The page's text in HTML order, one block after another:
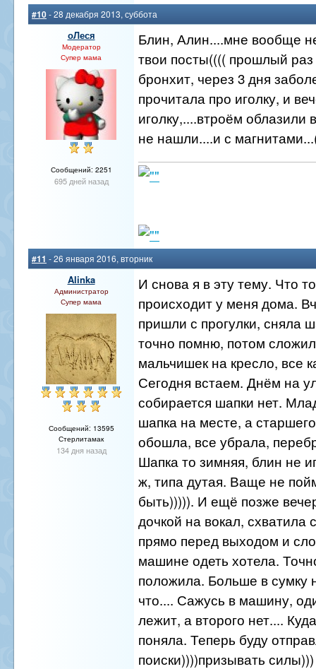
#10- 28 декабря 2013, суббота
оЛеся
Модератор
Супер мама
Сообщений: 2251
695 дней назад
Блин, Алин....мне вообще
твои посты(((( прошлый
бронхит, через 3 дня
прочитала про иголку, и
иголку,....втроём облазили
не нашли....и с
#11 - 26 января 2016, вторник
Alinka
Администратор
Супер мама
Сообщений: 13595
Стерлитамак
134 дня назад
И снова я в эту тему. Что
происходит у меня дома.
пришли с прогулки, сняла
точно помню, потом
мальчишек на кресло, все
Сегодня встаем. Днём на
собирается шапки нет.
шапка на месте, а
обошла, все убрала,
Шапка то зимняя, блин не
ж, типа дутая. Ваще не
быть))))). И ещё позже
дочкой на вокал, схватила
прямо перед выходом и
машине одеть хотела.
положила. Больше в сумку
что.... Сажусь в машину,
лежит, а второго нет....
поняла. Теперь буду
поиски))))призывать силы)))